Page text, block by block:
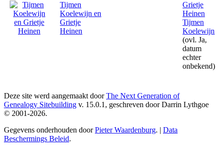
Tijmen
Koelewijn en
Grietje
Heinen
Grietje
Heinen
Tijmen
Koelewijn
(ovl. Ja,
datum
echter
onbekend)
Deze site werd aangemaakt doorThe Next Generation of
Genealogy Sitebuilding v. 15.0.1, geschreven door Darrin Lythgoe
© 2001-2026.
Gegevens onderhouden doorPieter Waardenburg. | Data
Beschermings Beleid.